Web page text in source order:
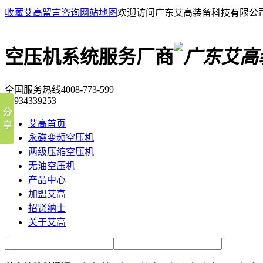
收藏艾高留言咨询 网站地图欢迎访问广东艾高装备科技有限公
空压机系统服务厂商
全国服务热线4008-773-599
18934339253
艾高首页
永磁变频空压机
两级压缩空压机
无油空压机
产品中心
加盟艾高
招贤纳士
关于艾高